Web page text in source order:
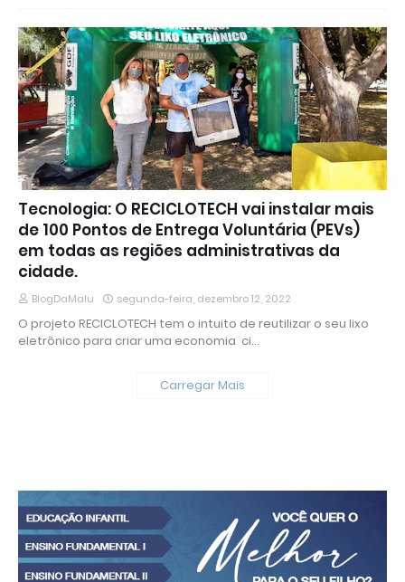
Tecnologia: O RECICLOTECH vai instalar mais
de 100 Pontos de Entrega Voluntária (PEVs)
em todas as regiões administrativas da
cidade.
BlogDaMalu segunda-feira, dezembro 12, 2022
O projeto RECICLOTECH tem o intuito de reutilizar o seu lixo
eletrônico para criar uma economia ci…
Carregar Mais